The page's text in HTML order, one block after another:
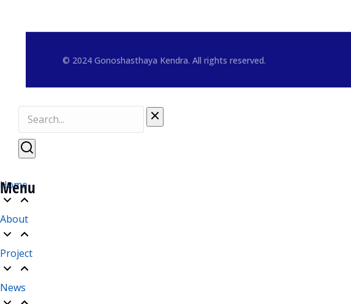
© 2024 Gonoshasthaya Kendra. All rights reserved.
Menu
Home
About
Project
News